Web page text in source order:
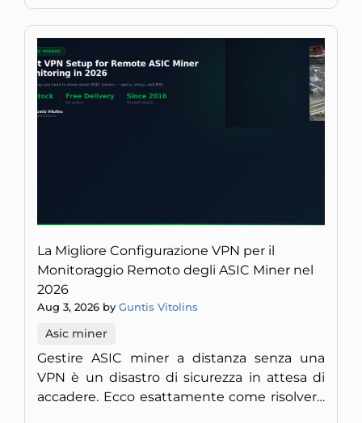
La Migliore Configurazione VPN per il
Monitoraggio Remoto degli ASIC Miner nel
2026
Aug 3, 2026 by Guntis Vitolins
Asic miner
Gestire ASIC miner a distanza senza una
VPN è un disastro di sicurezza in attesa di
accadere. Ecco esattamente come risolvere